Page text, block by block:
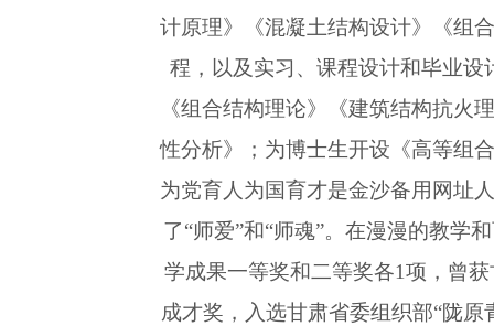
计原理》《混凝土结构设计》《组
程，以及实习、课程设计和毕业
《组合结构理论》《建筑结构抗火
性分析》；为博士生开设《高等组
为党育人为国育才是金沙备用网址
了“师爱”和“师魂”。在漫漫的教学
学成果一等奖和二等奖各1项，曾
成才奖，入选甘肃省委组织部“陇